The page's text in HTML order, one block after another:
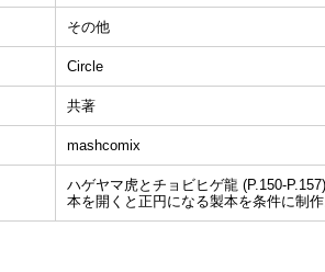
その他
Circle
共著
mashcomix
ハゲヤマ虎とチョビヒゲ龍 (P.150-P.157)
本を開くと正円になる製本を条件に制